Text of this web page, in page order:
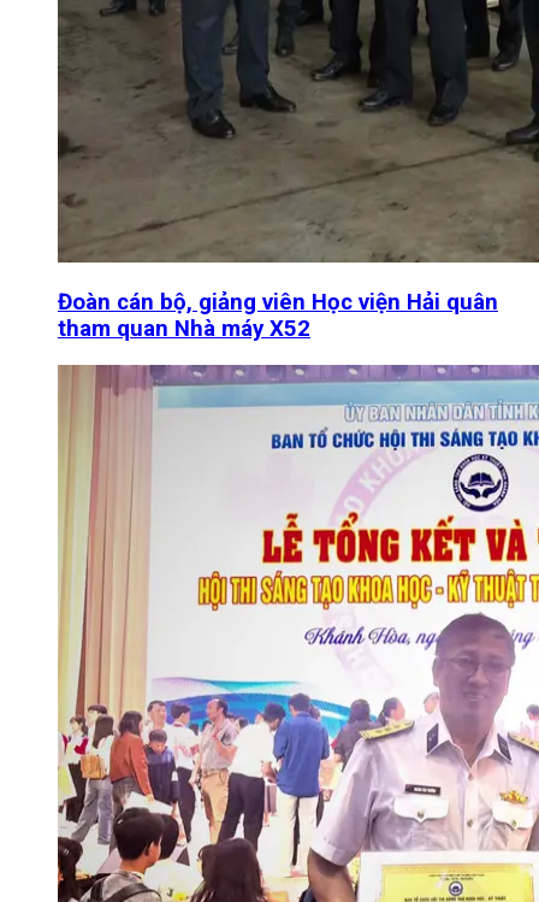
Đoàn cán bộ, giảng viên Học viện Hải quân
tham quan Nhà máy X52